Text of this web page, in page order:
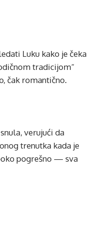
Luku kako je čeka
tradicijom“
čak romantično.
verujući da
trenutka kada je
pogrešno — sva